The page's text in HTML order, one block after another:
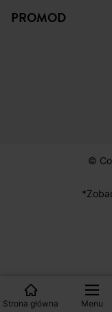
Strona główna Menu
PROMOD
©